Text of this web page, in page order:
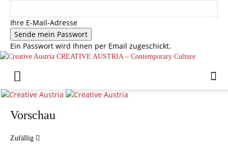
Ihre E-Mail-Adresse
Ein Passwort wird Ihnen per Email zugeschickt.
CREATIVE AUSTRIA – Contemporary Culture
Vorschau
Zufällig